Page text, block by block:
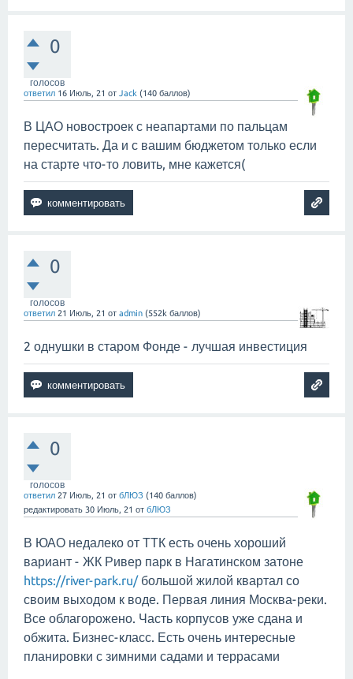
0
голосов
ответил 16 Июль, 21 от Jack (140 баллов)
В ЦАО новостроек с неапартами по пальцам
пересчитать. Да и с вашим бюджетом только если
на старте что-то ловить, мне кажется(
0
голосов
ответил 21 Июль, 21 от admin (552k баллов)
2 однушки в старом Фонде - лучшая инвестиция
0
голосов
ответил 27 Июль, 21 от бЛЮЗ (140 баллов)
редактировать 30 Июль, 21 от бЛЮЗ
В ЮАО недалеко от ТТК есть очень хороший
вариант - ЖК Ривер парк в Нагатинском затоне
https://river-park.ru/большой жилой квартал со
своим выходом к воде. Первая линия Москва-реки.
Все облагорожено. Часть корпусов уже сдана и
обжита. Бизнес-класс. Есть очень интересные
планировки с зимними садами и террасами